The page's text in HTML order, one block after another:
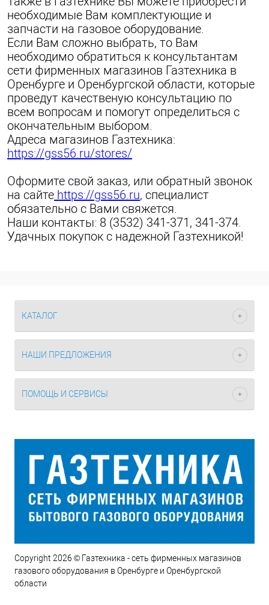
необходимые Вам комплектующие и
запчасти на газовое оборудование.
Если Вам сложно выбрать, то Вам
необходимо обратиться к консультантам
сети фирменных магазинов Газтехника в
Оренбурге и Оренбургской области, которые
проведут качественую консультацию по
всем вопросам и помогут определиться с
окончательным выбором.
Адреса магазинов Газтехника:
https://gss56.ru/stores/
Оформите свой заказ, или обратный звонок
на сайте https://gss56.ru, специалист
обязательно с Вами свяжется.
Наши контакты: 8 (3532) 341-371, 341-374.
Удачных покупок с надежной Газтехникой!
КАТАЛОГ
НАШИ ПРЕДЛОЖЕНИЯ
ПОМОЩЬ И СЕРВИСЫ
Copyright 2026 © Газтехника - сеть фирменных магазинов
газового оборудования в Оренбурге и Оренбургской
области